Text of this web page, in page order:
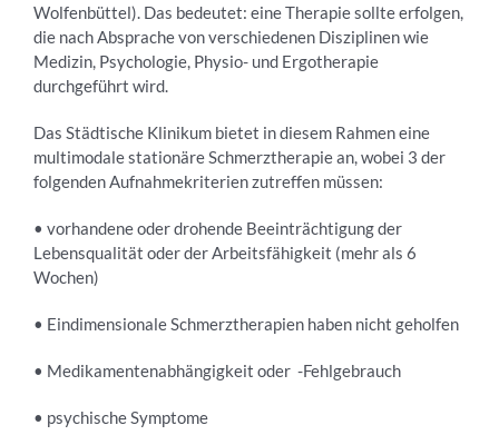
Wolfenbüttel). Das bedeutet: eine Therapie sollte erfolgen,
die nach Absprache von verschiedenen Disziplinen wie
Medizin, Psychologie, Physio- und Ergotherapie
durchgeführt wird.
Das Städtische Klinikum bietet in diesem Rahmen eine
multimodale stationäre Schmerztherapie an, wobei 3 der
folgenden Aufnahmekriterien zutreffen müssen:
• vorhandene oder drohende Beeinträchtigung der
Lebensqualität oder der Arbeitsfähigkeit (mehr als 6
Wochen)
• Eindimensionale Schmerztherapien haben nicht geholfen
• Medikamentenabhängigkeit oder -Fehlgebrauch
• psychische Symptome